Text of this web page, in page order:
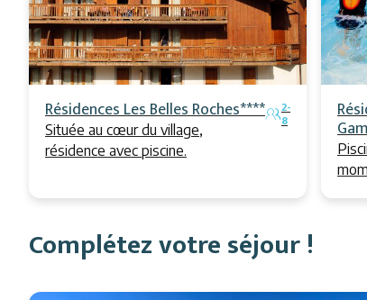
Résidences Les Belles Roches****
Située au cœur du village,
résidence avec piscine.
2-
8
Complétez votre séjour !